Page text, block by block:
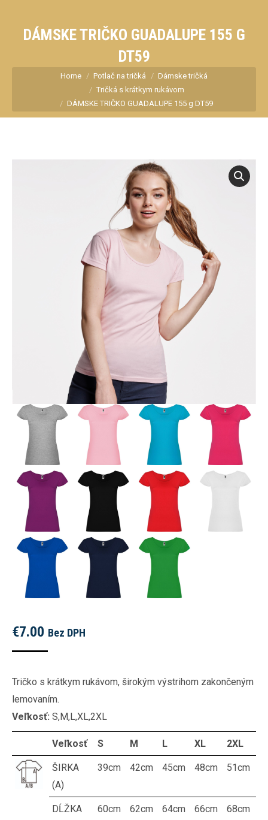
DÁMSKE TRIČKO GUADALUPE 155 G
DT59
You are here:Home Potlač na tričká
Dámske tričká
Tričká s krátkym rukávom
DÁMSKE TRIČKO GUADALUPE 155 g DT59
€7.00 Bez DPH
Tričko s krátkym rukávom, širokým výstrihom zakončeným
lemovaním.
Veľkosť: S,M,L,XL,2XL
Veľkosť S M L XL 2XL
ŠIRKA
(A)
39cm 42cm 45cm 48cm 51cm
DĹŽKA
60cm 62cm 64cm 66cm 68cm